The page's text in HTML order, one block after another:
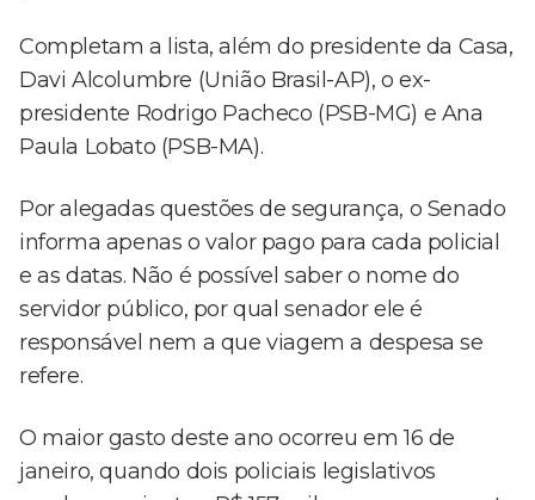
Completam a lista, além do presidente da Casa,
Davi Alcolumbre (União Brasil-AP), o ex-
presidente Rodrigo Pacheco (PSB-MG) e Ana
Paula Lobato (PSB-MA).
Por alegadas questões de segurança, o Senado
informa apenas o valor pago para cada policial
e as datas. Não é possível saber o nome do
servidor público, por qual senador ele é
responsável nem a que viagem a despesa se
refere.
O maior gasto deste ano ocorreu em 16 de
janeiro, quando dois policiais legislativos